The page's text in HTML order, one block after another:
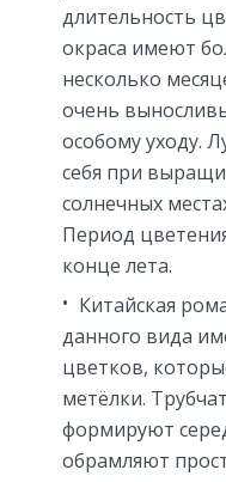
длительность
окраса имеют
несколько
очень
особому уходу.
себя при
солнечных
Период
конце лета.
Китайская
данного вида
цветков,
метёлки.
формируют
обрамляют